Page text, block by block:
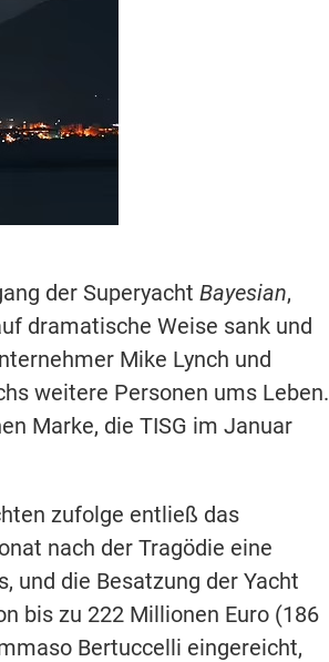
der SuperyachtBayesian,
dramatische Weise sank und
Mike Lynch und
weitere Personen ums Leben.
Marke, die TISG im Januar
zufolge entließ das
nach der Tragödie eine
und die Besatzung der Yacht
bis zu 222 Millionen Euro (186
Bertuccelli eingereicht,